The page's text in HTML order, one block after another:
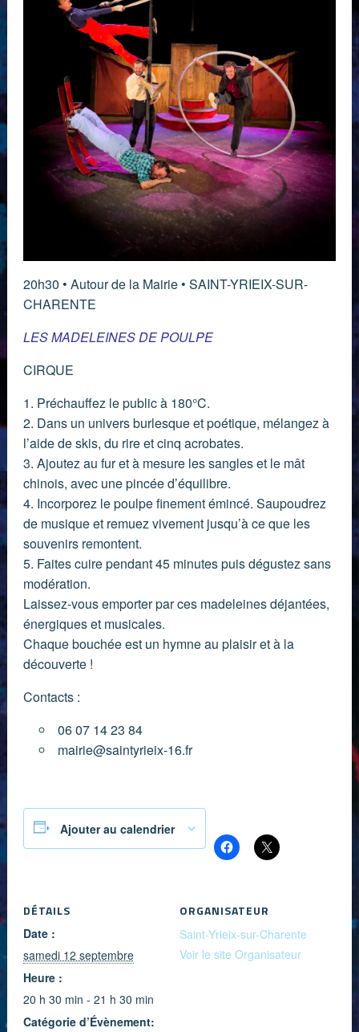
20h30 • Autour de la Mairie • SAINT-YRIEIX-SUR-
CHARENTE
LES MADELEINES DE POULPE
CIRQUE
1. Préchauffez le public à 180°C.
2. Dans un univers burlesque et poétique, mélangez à
l’aide de skis, du rire et cinq acrobates.
3. Ajoutez au fur et à mesure les sangles et le mât
chinois, avec une pincée d’équilibre.
4. Incorporez le poulpe finement émincé. Saupoudrez
de musique et remuez vivement jusqu’à ce que les
souvenirs remontent.
5. Faites cuire pendant 45 minutes puis dégustez sans
modération.
Laissez-vous emporter par ces madeleines déjantées,
énergiques et musicales.
Chaque bouchée est un hymne au plaisir et à la
découverte !
Contacts :
06 07 14 23 84
mairie@saintyrieix-16.fr
Ajouter au calendrier
DÉTAILS
Date :
samedi 12 septembre
Heure :
20 h 30 min - 21 h 30 min
Catégorie d’Évènement:
ORGANISATEUR
Saint-Yrieix-sur-Charente
Voir le site Organisateur